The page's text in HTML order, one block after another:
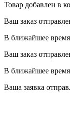
Товар добавлен в
Ваш заказ
В ближайшее
Ваш заказ
В ближайшее
Ваша заявка